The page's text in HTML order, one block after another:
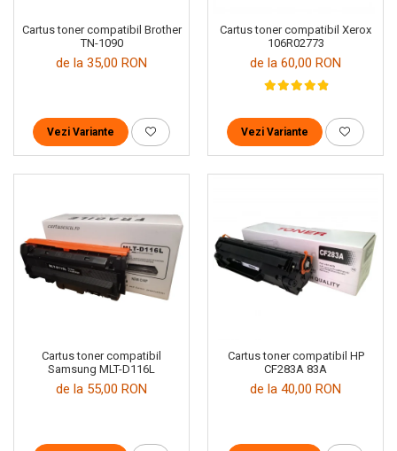
Cartus toner compatibil Brother
TN-1090
de la 35,00 RON
Vezi Variante
Cartus toner compatibil Xerox
106R02773
de la 60,00 RON
Vezi Variante
Cartus toner compatibil
Samsung MLT-D116L
de la 55,00 RON
Cartus toner compatibil HP
CF283A 83A
de la 40,00 RON